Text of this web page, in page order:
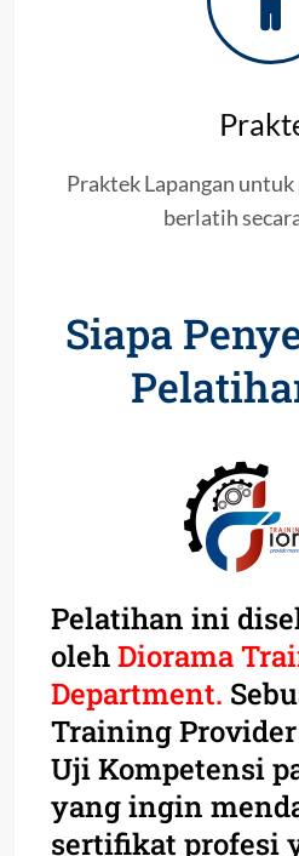
Praktek Lapangan
berlatih
Siapa
Pelatihan ini
olehDiorama
Department.
Training
Uji Kompetensi
yang ingin
sertifikat profesi